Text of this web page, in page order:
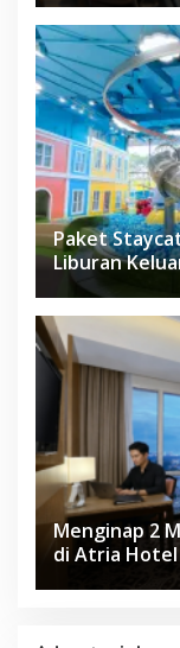
Paket
Liburan
Herloom
Menginap 2
di Atria